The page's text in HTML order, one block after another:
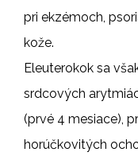
pri ekzémoch,
kože.
Eleuterokok sa
srdcových
(prvé 4 mesiace),
horúčkovitých